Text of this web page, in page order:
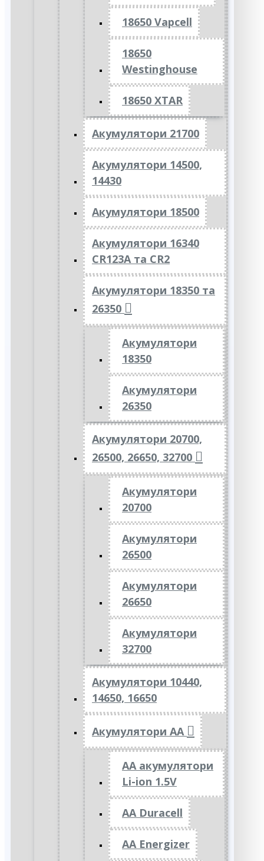
18650 Vapcell
18650
Westinghouse
18650 XTAR
Акумулятори 21700
Акумулятори 14500,
14430
Акумулятори 18500
Акумулятори 16340
CR123A та CR2
Акумулятори 18350 та
26350
Акумулятори
18350
Акумулятори
26350
Акумулятори 20700,
26500, 26650, 32700
Акумулятори
20700
Акумулятори
26500
Акумулятори
26650
Акумулятори
32700
Акумулятори 10440,
14650, 16650
Акумулятори АА
AA акумулятори
Li-ion 1.5V
AA Duracell
AA Energizer